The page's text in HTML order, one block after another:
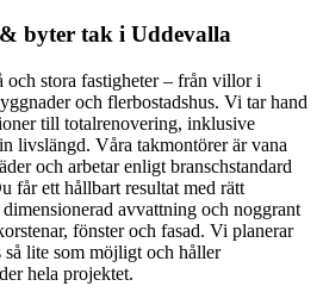
byter tak i Uddevalla
och stora fastigheter – från villor i
och flerbostadshus. Vi tar hand
till totalrenovering, inklusive
livslängd. Våra takmontörer är vana
och arbetar enligt branschstandard
får ett hållbart resultat med rätt
avvattning och noggrant
fönster och fasad. Vi planerar
så lite som möjligt och håller
hela projektet.